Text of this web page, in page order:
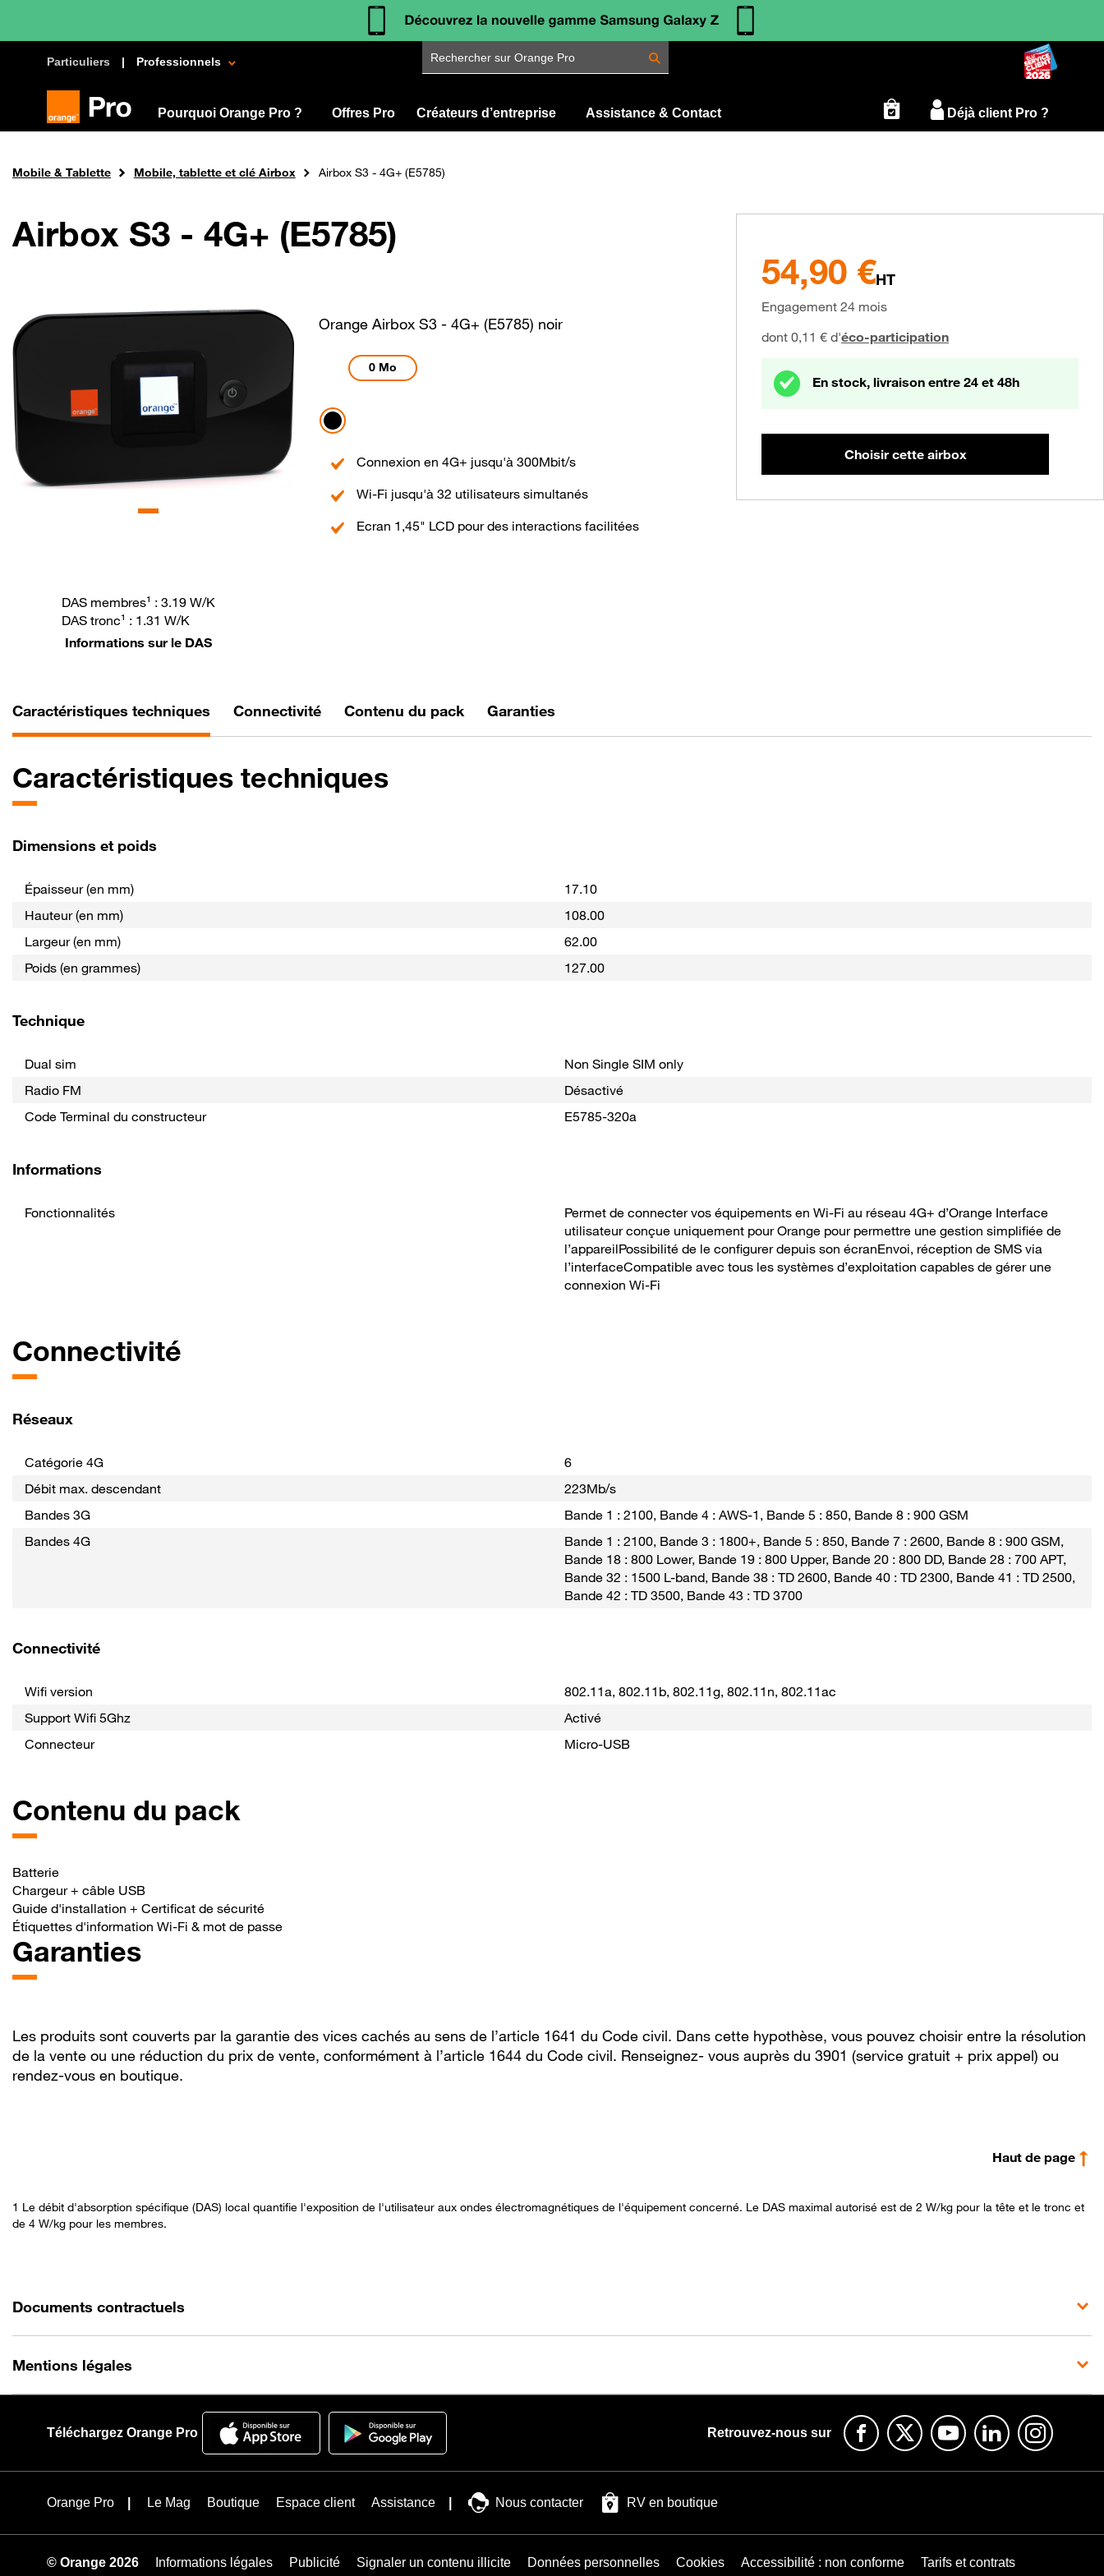
Particuliers Professionnels
Rechercher sur Orange Pro
Pourquoi Orange Pro ? Offres Pro Créateurs d’entreprise Assistance & Contact Déjà client Pro ?
contenu
Fil
d'Ariane
Orange Pro
Mobile & Tablette Mobile, tablette et clé Airbox Airbox S3 - 4G+ (E5785)
Airbox S3 - 4G+ (E5785)
Orange Airbox S3 - 4G+ (E5785) noir
0 Mo
Noir
Point
fort
Connexion en 4G+ jusqu'à 300Mbit/s
Point
fort
Wi-Fi jusqu'à 32 utilisateurs simultanés
Point
fort
Ecran 1,45" LCD pour des interactions facilitées
à partir de
54,90 €
54,90 €HT
Engagement 24 mois
dont 0,11 € d'éco-participation
En stock, livraison entre 24 et 48h
Choisir cette airbox
DAS membres¹ : 3.19 W/K
DAS tronc¹ : 1.31 W/K
Informations sur le DAS
Caractéristiques techniques Connectivité Contenu du pack Garanties
Caractéristiques techniques
Dimensions et poids
Épaisseur (en mm)
17.10
Hauteur (en mm)
108.00
Largeur (en mm)
62.00
Poids (en grammes)
127.00
Technique
Dual sim
Non Single SIM only
Radio FM
Désactivé
Code Terminal du constructeur
E5785-320a
Informations
Fonctionnalités
Permet de connecter vos équipements en Wi-Fi au réseau 4G+ d’Orange Interface
utilisateur conçue uniquement pour Orange pour permettre une gestion simplifiée de
l’appareilPossibilité de le configurer depuis son écranEnvoi, réception de SMS via
l’interfaceCompatible avec tous les systèmes d’exploitation capables de gérer une
connexion Wi-Fi
Connectivité
Réseaux
Catégorie 4G
6
Débit max. descendant
223Mb/s
Bandes 3G
Bande 1 : 2100, Bande 4 : AWS-1, Bande 5 : 850, Bande 8 : 900 GSM
Bandes 4G
Bande 1 : 2100, Bande 3 : 1800+, Bande 5 : 850, Bande 7 : 2600, Bande 8 : 900 GSM,
Bande 18 : 800 Lower, Bande 19 : 800 Upper, Bande 20 : 800 DD, Bande 28 : 700 APT,
Bande 32 : 1500 L-band, Bande 38 : TD 2600, Bande 40 : TD 2300, Bande 41 : TD 2500,
Bande 42 : TD 3500, Bande 43 : TD 3700
Connectivité
Wifi version
802.11a, 802.11b, 802.11g, 802.11n, 802.11ac
Support Wifi 5Ghz
Activé
Connecteur
Micro-USB
Contenu du pack
Batterie
Chargeur + câble USB
Guide d'installation + Certificat de sécurité
Étiquettes d'information Wi-Fi & mot de passe
Garanties
Description
Les produits sont couverts par la garantie des vices cachés au sens de l’article 1641 du Code civil. Dans cette hypothèse, vous pouvez choisir entre la résolution
de la vente ou une réduction du prix de vente, conformément à l’article 1644 du Code civil. Renseignez- vous auprès du 3901 (service gratuit + prix appel) ou
rendez-vous en boutique.
Haut de page
1 Le débit d'absorption spécifique (DAS) local quantifie l'exposition de l'utilisateur aux ondes électromagnétiques de l'équipement concerné. Le DAS maximal autorisé est de 2 W/kg pour la tête et le tronc et
de 4 W/kg pour les membres.
Documents contractuels
Mentions légales
Téléchargez Orange Pro Retrouvez-nous sur
Orange Pro Le Mag Boutique Espace client Assistance Nous contacter RV en boutique
© Orange 2026 Informations légales Publicité Signaler un contenu illicite Données personnelles Cookies Accessibilité : non conforme Tarifs et contrats